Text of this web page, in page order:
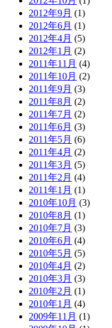
2012年9月 (1)
2012年6月 (1)
2012年4月 (5)
2012年1月 (2)
2011年11月 (4)
2011年10月 (2)
2011年9月 (3)
2011年8月 (2)
2011年7月 (2)
2011年6月 (3)
2011年5月 (6)
2011年4月 (2)
2011年3月 (5)
2011年2月 (4)
2011年1月 (1)
2010年10月 (3)
2010年8月 (1)
2010年7月 (3)
2010年6月 (4)
2010年5月 (5)
2010年4月 (2)
2010年3月 (3)
2010年2月 (1)
2010年1月 (4)
2009年11月 (1)